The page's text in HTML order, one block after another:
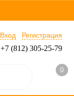
Вход Регистрация
+7 (812) 305-25-79
0